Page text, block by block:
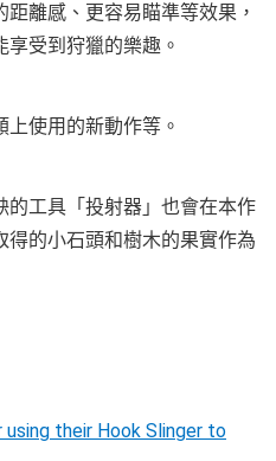
離感、更容易瞄準等效果，
受到狩獵的樂趣。
使用的新動作等。
的工具「投射器」也會在本作
得的小石頭和樹木的果實作為